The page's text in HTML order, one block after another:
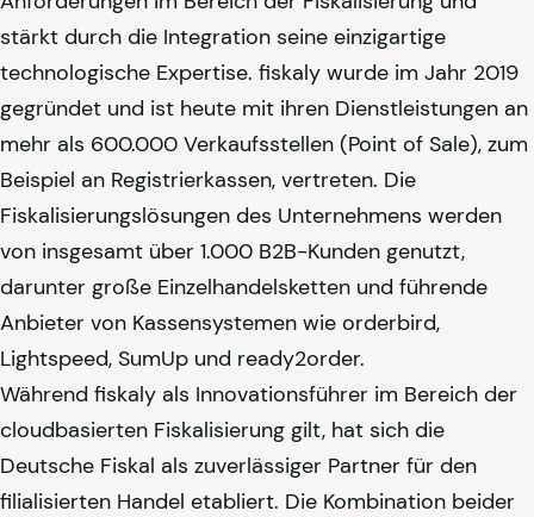
stärkt durch die Integration seine einzigartige
technologische Expertise. fiskaly wurde im Jahr 2019
gegründet und ist heute mit ihren Dienstleistungen an
mehr als 600.000 Verkaufsstellen (Point of Sale), zum
Beispiel an Registrierkassen, vertreten. Die
Fiskalisierungslösungen des Unternehmens werden
von insgesamt über 1.000 B2B-Kunden genutzt,
darunter große Einzelhandelsketten und führende
Anbieter von Kassensystemen wie orderbird,
Lightspeed, SumUp und ready2order.
Während fiskaly als Innovationsführer im Bereich der
cloudbasierten Fiskalisierung gilt, hat sich die
Deutsche Fiskal als zuverlässiger Partner für den
filialisierten Handel etabliert. Die Kombination beider